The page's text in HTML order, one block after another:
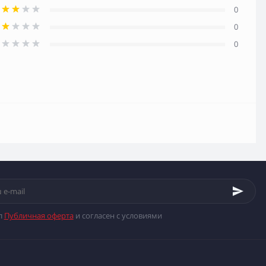
0
0
0
Публичная офертаи согласен с условиями